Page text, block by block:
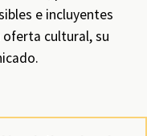
e incluyentes
cultural, su